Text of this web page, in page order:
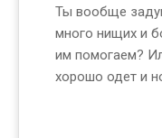
Ты вообще
много нищих и
им помогаем?
хорошо одет и